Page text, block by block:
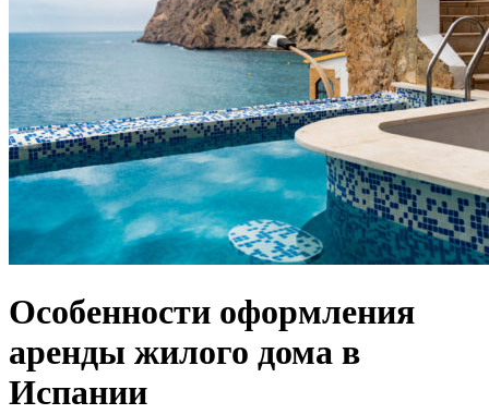
Особенности оформления
аренды жилого дома в
Испании